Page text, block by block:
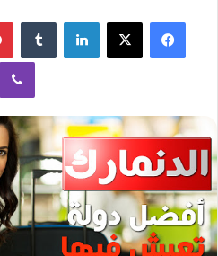
فيسبوك لينكدإن